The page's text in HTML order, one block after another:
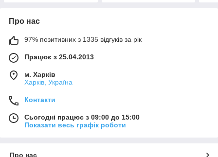
Про нас
97% позитивних з 1335 відгуків за рік
Працює з 25.04.2013
м. Харків
Харків, Україна
Контакти
Сьогодні працює з 09:00 до 15:00
Показати весь графік роботи
Про нас